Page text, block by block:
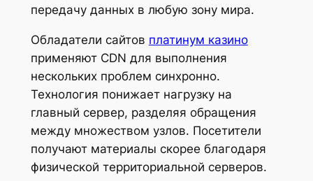
передачу данных в любую зону мира.
Обладатели сайтов платинум казино
применяют CDN для выполнения
нескольких проблем синхронно.
Технология понижает нагрузку на
главный сервер, разделяя обращения
между множеством узлов. Посетители
получают материалы скорее благодаря
физической территориальной серверов.